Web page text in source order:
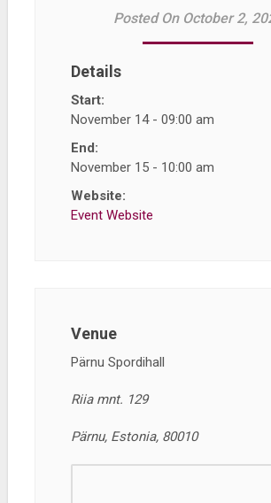
Posted On October 2,
Details
Start:
November 14 - 09:00 am
End:
November 15 - 10:00 am
Website:
Event Website
Venue
Pärnu Spordihall
Riia mnt. 129
Pärnu, Estonia, 80010